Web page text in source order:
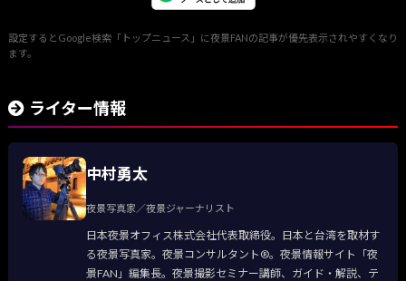
設定するとGoogle検索「トップニュース」に夜景FANの記事が優先表示されやすくなり
ます。
ライター情報
中村勇太
夜景写真家／夜景ジャーナリスト
日本夜景オフィス株式会社代表取締役。日本と台湾を取材す
る夜景写真家。夜景コンサルタント®。夜景情報サイト「夜
景FAN」編集長。夜景撮影セミナー講師、ガイド・解説、テ